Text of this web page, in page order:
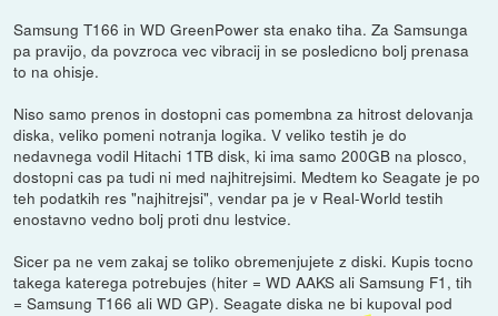
Samsung T166 in WD GreenPower sta enako tiha. Za Samsunga
pa pravijo, da povzroca vec vibracij in se posledicno bolj prenasa
to na ohisje.
Niso samo prenos in dostopni cas pomembna za hitrost delovanja
diska, veliko pomeni notranja logika. V veliko testih je do
nedavnega vodil Hitachi 1TB disk, ki ima samo 200GB na plosco,
dostopni cas pa tudi ni med najhitrejsimi. Medtem ko Seagate je po
teh podatkih res "najhitrejsi", vendar pa je v Real-World testih
enostavno vedno bolj proti dnu lestvice.
Sicer pa ne vem zakaj se toliko obremenjujete z diski. Kupis tocno
takega katerega potrebujes (hiter = WD AAKS ali Samsung F1, tih
= Samsung T166 ali WD GP). Seagate diska ne bi kupoval pod